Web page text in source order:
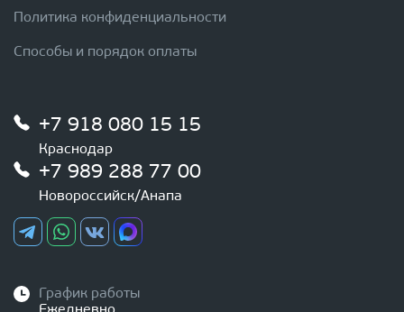
Политика конфиденциальности
Способы и порядок оплаты
+7 918 080 15 15
Краснодар
+7 989 288 77 00
Новороссийск/Анапа
График работы